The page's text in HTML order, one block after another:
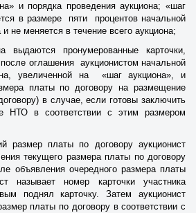
и порядка проведения аукциона; «шаг
в размере пяти процентов начальной
не меняется в течение всего аукциона;
выдаются пронумерованные карточки,
оглашения аукционистом начальной
увеличенной на «шаг аукциона», и
платы по договору на размещение
в случае, если готовы заключить
НТО в соответствии с этим размером
размер платы по договору аукционист
текущего размера платы по договору
объявления очередного размера платы
называет номер карточки участника
поднял карточку. Затем аукционист
платы по договору в соответствии с